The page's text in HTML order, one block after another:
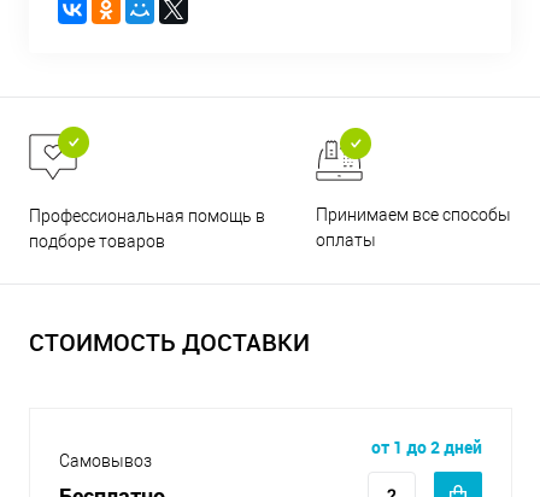
Профессиональная помощь в
подборе товаров
Принимаем все способы
оплаты
СТОИМОСТЬ ДОСТАВКИ
Самовывоз
от 1 до 2 дней